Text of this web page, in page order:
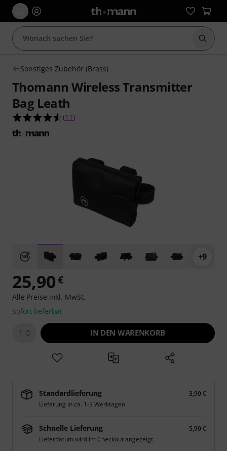
Suche
Sonstiges Zubehör (Brass)
Thomann Wireless Transmitter
Bag Leath
4.5 von 5 Sternen aus 11 Kundenbewertungen
(11 )
+9
25,90€
Alle Preise inkl. MwSt.
Sofort lieferbar
1 IN DEN WARENKORB
Standardlieferung
3,90 €
Lieferung in ca. 1-3 Werktagen
Schnelle Lieferung
5,90 €
Lieferdatum wird im Checkout angezeigt.